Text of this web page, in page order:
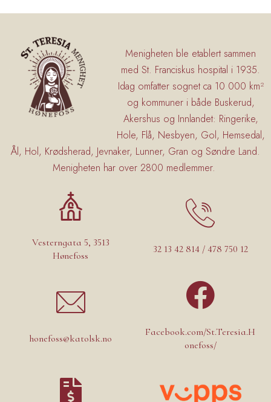
Menigheten ble etablert sammen
med St. Franciskus hospital i 1935.
Idag omfatter sognet ca 10 000 km²
og kommuner i både Buskerud,
Akershus og Innlandet: Ringerike,
Hole, Flå, Nesbyen, Gol, Hemsedal,
Ål, Hol, Krødsherad, Jevnaker, Lunner, Gran og Søndre Land.
Menigheten har over 2800 medlemmer.
Vesterngata 5, 3513
Hønefoss
32 13 42 814 / 478 750 12
honefoss@katolsk.no
Facebook.com/St.Teresia.H
onefoss/